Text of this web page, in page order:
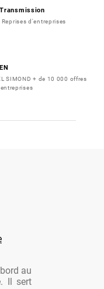
d'entreprises
SIMOND + de 10 000 offres
au
Il sert